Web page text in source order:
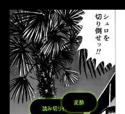
読み切り作品
泥酔